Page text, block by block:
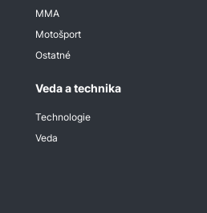
MMA
Motošport
Ostatné
Veda a technika
Technologie
Veda